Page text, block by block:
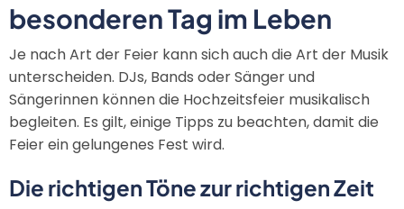
besonderen Tag im Leben
Je nach Art der Feier kann sich auch die Art der Musik
unterscheiden. DJs, Bands oder Sänger und
Sängerinnen können die Hochzeitsfeier musikalisch
begleiten. Es gilt, einige Tipps zu beachten, damit die
Feier ein gelungenes Fest wird.
Die richtigen Töne zur richtigen Zeit